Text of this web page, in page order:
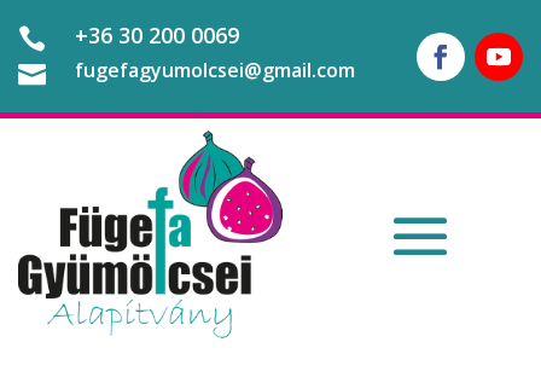
 +36 30 200 0069
 fugefagyumolcsei@gmail.com